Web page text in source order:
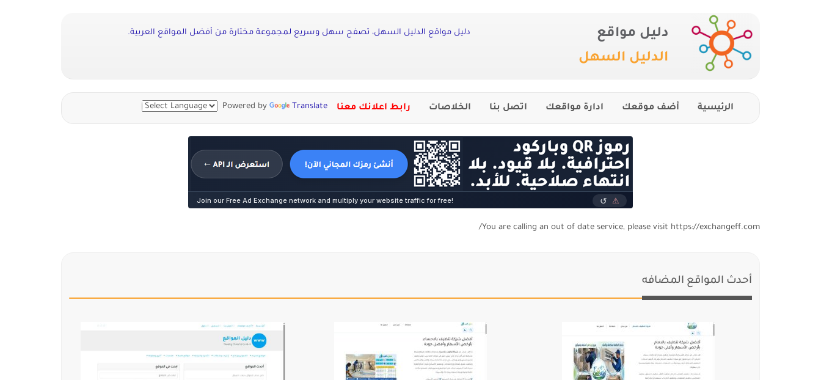
دليل مواقع
الدليل السهل
دليل مواقع الدليل السهل، تصفح سهل وسريع لمجموعة مختارة من أفضل المواقع العربية.
الرئيسية أضف موقعك ادارة مواقعك اتصل بنا الخلاصات رابط اعلانك معنا Powered by Translate
You are calling an out of date service, please visit https://exchangeff.com/
أحدث المواقع المضافه